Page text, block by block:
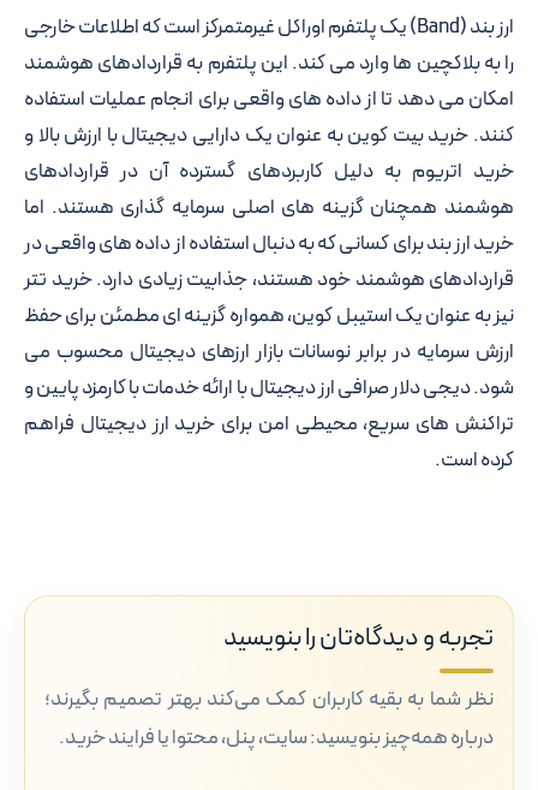
ارز بند (Band) یک پلتفرم اوراکل غیرمتمرکز است که اطلاعات خارجی
را به بلاکچین ها وارد می کند. این پلتفرم به قراردادهای هوشمند
امکان می دهد تا از داده های واقعی برای انجام عملیات استفاده
کنند. خرید بیت کوین به عنوان یک دارایی دیجیتال با ارزش بالا و
خرید اتریوم به دلیل کاربردهای گسترده آن در قراردادهای
هوشمند همچنان گزینه های اصلی سرمایه گذاری هستند. اما
خرید ارز بند برای کسانی که به دنبال استفاده از داده های واقعی در
قراردادهای هوشمند خود هستند، جذابیت زیادی دارد. خرید تتر
نیز به عنوان یک استیبل کوین، همواره گزینه ای مطمئن برای حفظ
ارزش سرمایه در برابر نوسانات بازار ارزهای دیجیتال محسوب می
شود. دیجی دلار صرافی ارز دیجیتال با ارائه خدمات با کارمزد پایین و
تراکنش های سریع، محیطی امن برای خرید ارز دیجیتال فراهم
کرده است.
تجربه و دیدگاه‌تان را بنویسید
نظر شما به بقیه کاربران کمک می‌کند بهتر تصمیم بگیرند؛
درباره همه‌چیز بنویسید: سایت، پنل، محتوا یا فرایند خرید.